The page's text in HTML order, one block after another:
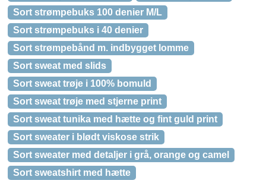
Sort strømpebuks 100 denier M/L
Sort strømpebuks i 40 denier
Sort strømpebånd m. indbygget lomme
Sort sweat med slids
Sort sweat trøje i 100% bomuld
Sort sweat trøje med stjerne print
Sort sweat tunika med hætte og fint guld print
Sort sweater i blødt viskose strik
Sort sweater med detaljer i grå, orange og camel
Sort sweatshirt med hætte